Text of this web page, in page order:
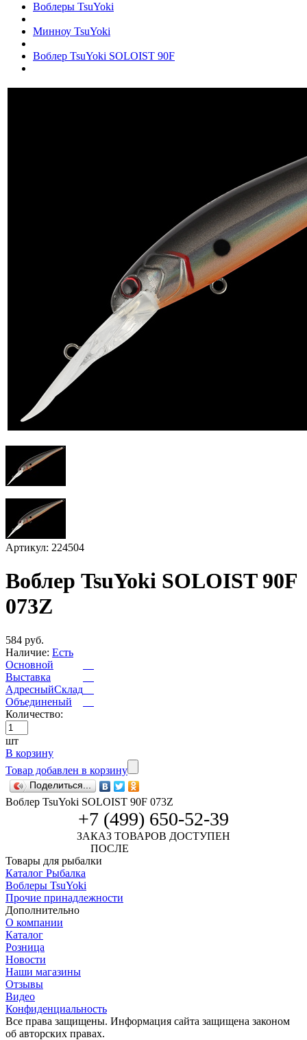
Воблеры TsuYoki
Минноу TsuYoki
Воблер TsuYoki SOLOIST 90F
Артикул: 224504
Воблер TsuYoki SOLOIST 90F
073Z
584 руб.
Наличие: Есть
Основной
Выставка
АдресныйСклад
Объединеный
Количество:
шт
В корзину
Товар добавлен в корзину
Поделиться...
Воблер TsuYoki SOLOIST 90F 073Z
+7 (499) 650-52-39
ЗАКАЗ ТОВАРОВ ДОСТУПЕН
ПОСЛЕ
Товары для рыбалки
Каталог Рыбалка
Воблеры TsuYoki
Прочие принадлежности
Дополнительно
О компании
Каталог
Розница
Новости
Наши магазины
Отзывы
Видео
Конфиденциальность
Все права защищены. Информация сайта защищена законом
об авторских правах.